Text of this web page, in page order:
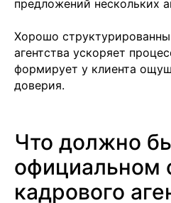
предложений нескольких
Хорошо
агентства ускоряет
формирует у клиента
доверия.
Что должно
официальном
кадрового